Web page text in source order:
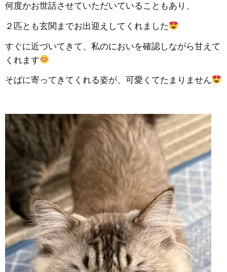
何度かお世話させていただいていることもあり、
２匹とも玄関までお出迎えしてくれました
すぐに近づいてきて、私のにおいを確認しながら甘えて
くれます
そばに寄ってきてくれる姿が、可愛くてたまりません